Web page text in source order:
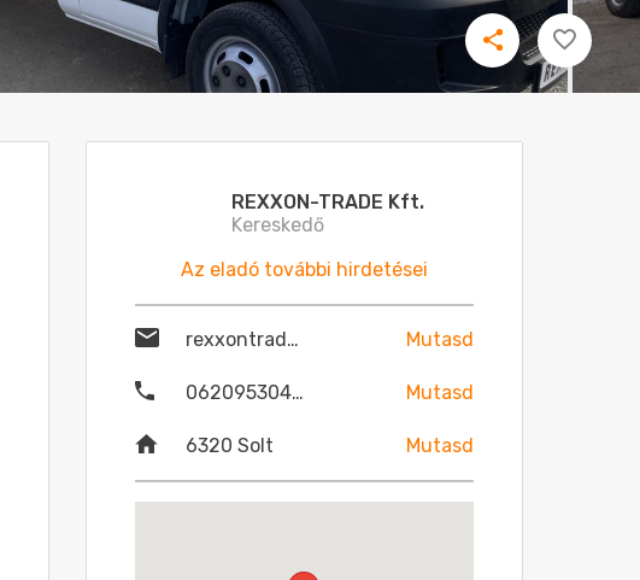
REXXON-TRADE Kft.
Kereskedő
Az eladó további hirdetései
rexxontrade@gmail.com Mutasd
06209530479 Mutasd
6320 Solt Mutasd